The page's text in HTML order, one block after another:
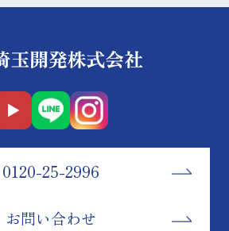
0120-25-2996
お問い合わせ